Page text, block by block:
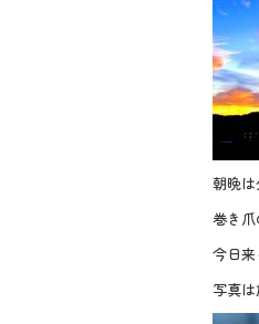
朝晩
巻き
今日
写真は